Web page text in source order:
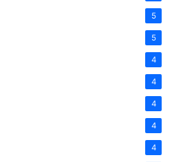
5
5
4
4
4
4
4